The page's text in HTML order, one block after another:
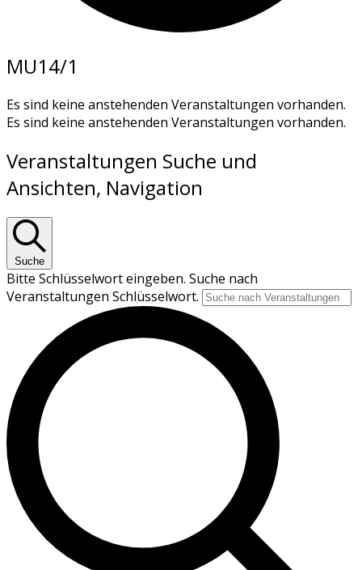
MU14/1
Es sind keine anstehenden Veranstaltungen vorhanden.
Es sind keine anstehenden Veranstaltungen vorhanden.
Veranstaltungen Suche und
Ansichten, Navigation
Suche
Bitte Schlüsselwort eingeben. Suche nach
Veranstaltungen Schlüsselwort.